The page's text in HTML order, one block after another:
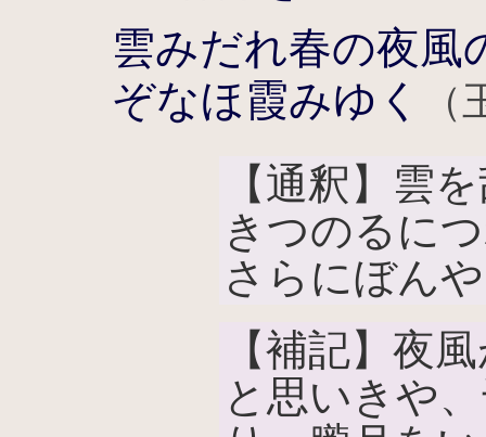
雲みだれ春の夜風
ぞなほ霞みゆく
【通釈】雲
きつのるに
さらにぼん
【補記】夜
と思いきや